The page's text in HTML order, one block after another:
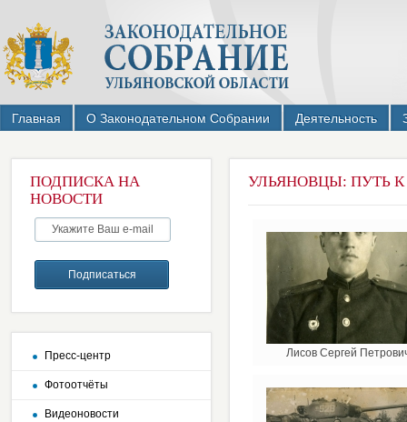
Главная О Законодательном Собрании Деятельность
ПОДПИСКА НА
НОВОСТИ
Пресс-центр
Фотоотчёты
Видеоновости
УЛЬЯНОВЦЫ: ПУТЬ
Лисов Сергей